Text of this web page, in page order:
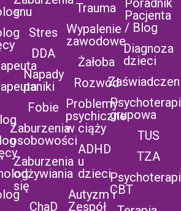
snu
Stres
DDA
Napady
paniki
Fobie
Zaburzenia
osobowości
Zaburzenia
odżywiania
się
ChaD
Trauma
Wypalenie
zawodowe
Żałoba
Rozwód
Problemy
psychiczne
w ciąży
ADHD
u
dzieci
Autyzm i
Zespół
Poradnik
Pacjenta
/ Blog
Diagnoza
dzieci
grupowa
TUS
TZA
CBT